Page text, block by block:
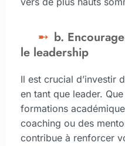
b.
le leadership
Il est crucial d’investir
en tant que leader.
formations
coaching ou des
contribue à renforcer